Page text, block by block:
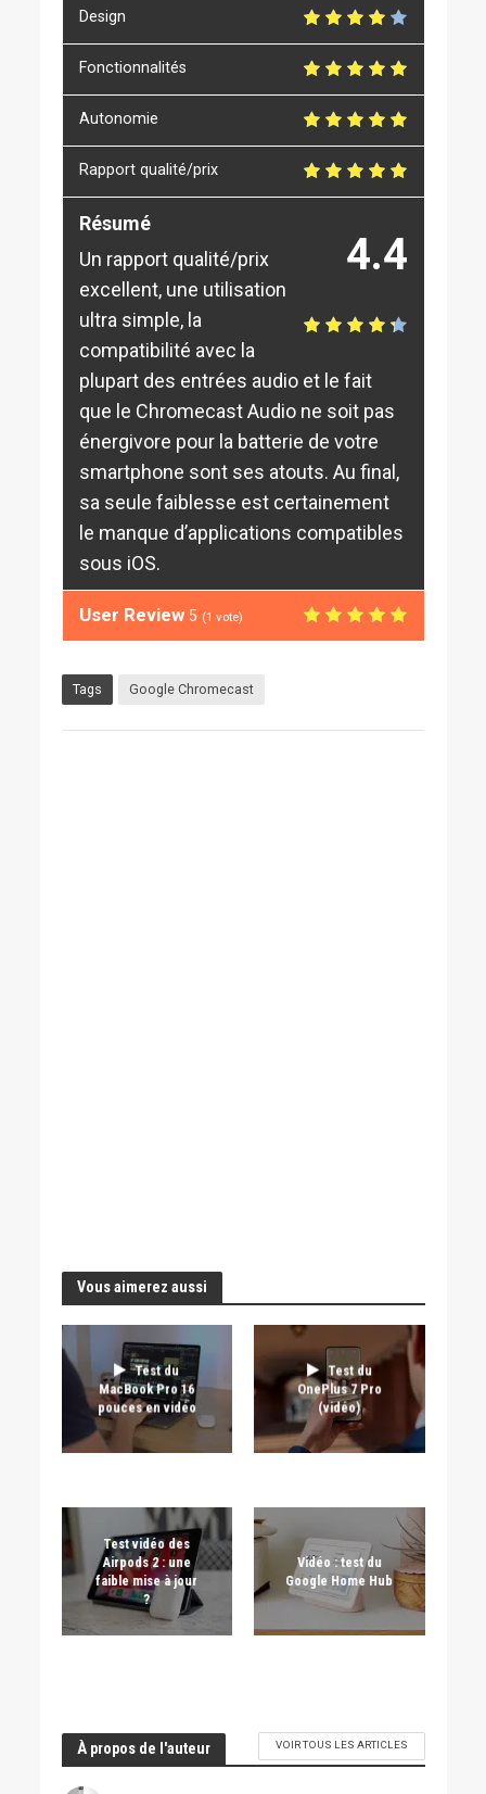
Design
Fonctionnalités
Autonomie
Rapport qualité/prix
4.4
Résumé
Un rapport qualité/prix
excellent, une utilisation
ultra simple, la
compatibilité avec la
plupart des entrées audio et le fait
que le Chromecast Audio ne soit pas
énergivore pour la batterie de votre
smartphone sont ses atouts. Au final,
sa seule faiblesse est certainement
le manque d’applications compatibles
sous iOS.
User Review 5 (1 vote)
Tags Google Chromecast
Vous aimerez aussi
Test du
MacBook Pro 16
pouces en vidéo
Test du
OnePlus 7 Pro
(vidéo)
Test vidéo des
Airpods 2 : une
faible mise à jour
?
Vidéo : test du
Google Home Hub
À propos de l'auteur VOIR TOUS LES ARTICLES